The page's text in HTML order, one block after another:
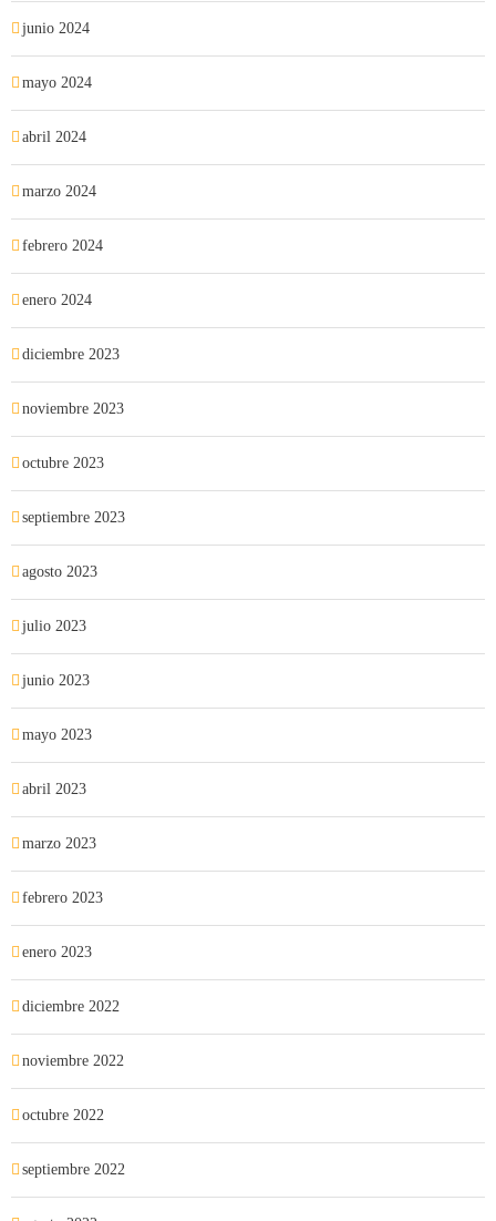
junio 2024
mayo 2024
abril 2024
marzo 2024
febrero 2024
enero 2024
diciembre 2023
noviembre 2023
octubre 2023
septiembre 2023
agosto 2023
julio 2023
junio 2023
mayo 2023
abril 2023
marzo 2023
febrero 2023
enero 2023
diciembre 2022
noviembre 2022
octubre 2022
septiembre 2022